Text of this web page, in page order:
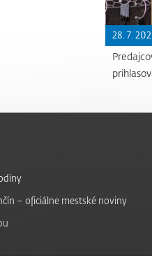
28. 7.
– oficiálne mestské noviny